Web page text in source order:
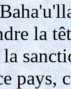
la
pays,